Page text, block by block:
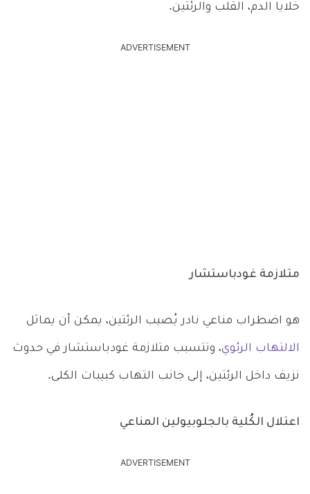
خلايا الدم، القلب والرئتين.
ADVERTISEMENT
متلازمة غودباستشار
هو اضطراب مناعي نادر يُصيب الرئتين، يمكن أن يماثل
الالتهاب الرئوي، وتتسبب متلازمة غودباستشار في حدوث
نزيف داخل الرئتين، إلى جانب التهاب كبيبات الكلى.
اعتلال الكُلية بالجلوبيولين المناعي
ADVERTISEMENT